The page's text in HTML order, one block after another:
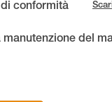
conformità
del